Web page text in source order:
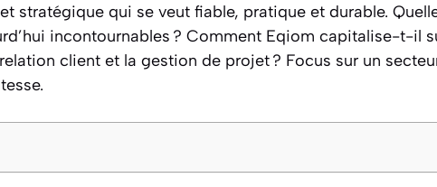
stratégique qui se veut fiable, pratique et durable.
incontournables ? Comment Eqiom capitalise-t-il
client et la gestion de projet ? Focus sur un